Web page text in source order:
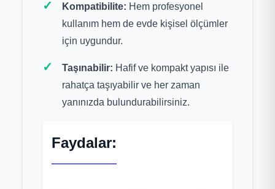
Kompatibilite: Hem profesyonel
kullanım hem de evde kişisel ölçümler
için uygundur.
Taşınabilir: Hafif ve kompakt yapısı ile
rahatça taşıyabilir ve her zaman
yanınızda bulundurabilirsiniz.
Faydalar: